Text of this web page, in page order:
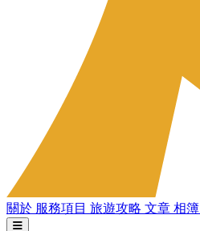
關於 服務項目 旅遊攻略 文章 相簿